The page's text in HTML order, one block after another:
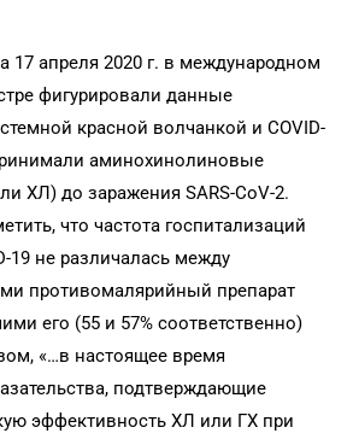
17 апреля 2020 г. в международном
фигурировали данные
красной волчанкой и COVID-
аминохинолиновые
ХЛ) до заражения SARS-CoV-2.
что частота госпитализаций
19 не различалась между
противомалярийный препарат
его (55 и 57% соответственно)
«…в настоящее время
подтверждающие
эффективность ХЛ или ГХ при